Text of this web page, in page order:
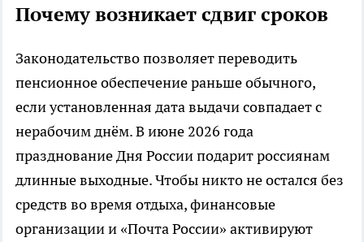
Почему возникает сдвиг сроков
Законодательство позволяет переводить
пенсионное обеспечение раньше обычного,
если установленная дата выдачи совпадает с
нерабочим днём. В июне 2026 года
празднование Дня России подарит россиянам
длинные выходные. Чтобы никто не остался без
средств во время отдыха, финансовые
организации и «Почта России» активируют